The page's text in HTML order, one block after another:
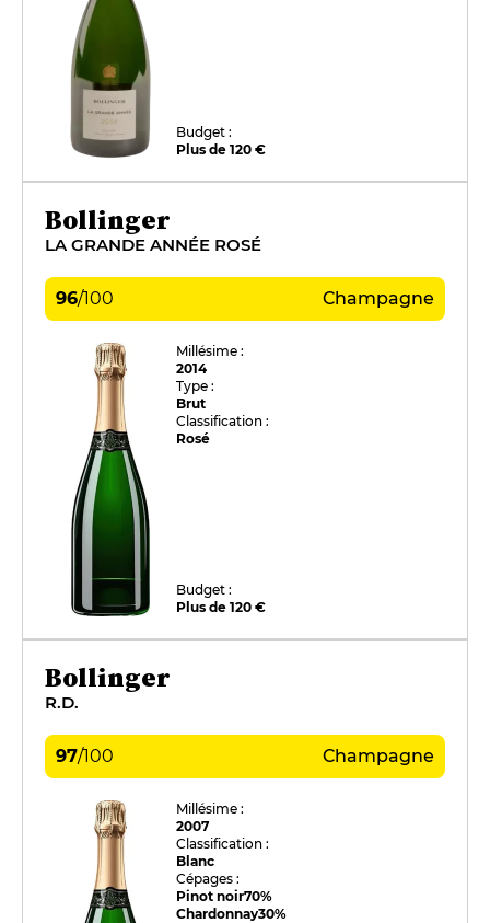
Budget :
Plus de 120 €
Bollinger
LA GRANDE ANNÉE ROSÉ
96/100 Champagne
Millésime :
2014
Type :
Brut
Classification :
Rosé
Budget :
Plus de 120 €
Bollinger
R.D.
97/100 Champagne
Millésime :
2007
Classification :
Blanc
Cépages :
Pinot noir70%
Chardonnay30%